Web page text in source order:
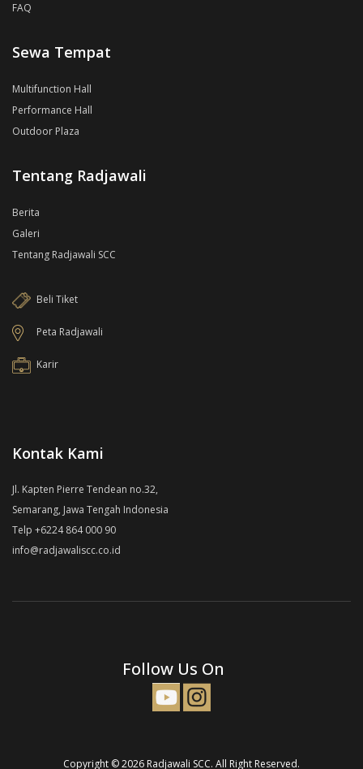
FAQ
Sewa Tempat
Multifunction Hall
Performance Hall
Outdoor Plaza
Tentang Radjawali
Berita
Galeri
Tentang Radjawali SCC
Beli Tiket
Peta Radjawali
Karir
Kontak Kami
Jl. Kapten Pierre Tendean no.32,
Semarang, Jawa Tengah Indonesia
Telp +6224 864 000 90
info@radjawaliscc.co.id
Follow Us On
Copyright © 2026 Radjawali SCC. All Right Reserved.